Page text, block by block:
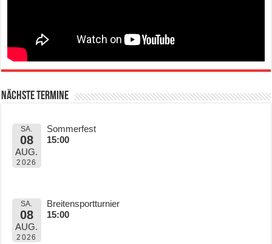
Nächste Termine
SA.
08
AUG.
2026
Sommerfest
15:00
SA.
08
AUG.
2026
Breitensportturnier
15:00